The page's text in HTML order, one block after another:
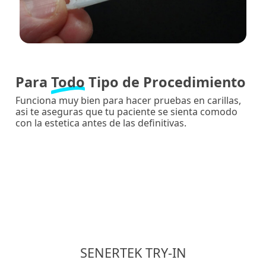
Para TodoTipo de Procedimiento
Funciona muy bien para hacer pruebas en carillas,
asi te aseguras que tu paciente se sienta comodo
con la estetica antes de las definitivas.
SENERTEK TRY-IN